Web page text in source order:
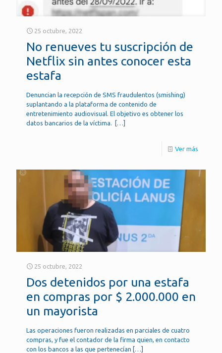
25 octubre, 2022
No renueves tu suscripción de
Netflix sin antes conocer esta
estafa
Denuncian la recepción de SMS fraudulentos (smishing)
suplantando a la plataforma de contenido de
entretenimiento audiovisual. El objetivo es obtener los
datos bancarios de la víctima.
[…]
Ver más
25 octubre, 2022
Dos detenidos por una estafa
en compras por $ 2.000.000 en
un mayorista
Las operaciones fueron realizadas en parciales de cuatro
compras, y fue el contador de la firma quien, en contacto
con los bancos a las que pertenecían […]